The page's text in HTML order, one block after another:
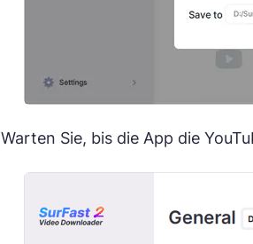
Warten Sie, bis die App die